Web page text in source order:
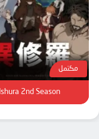
مكتمل
Ishura 2nd Season